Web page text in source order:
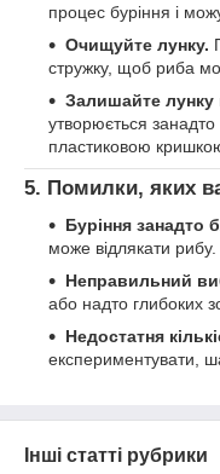
процес буріння і
Очищуйте лунку.
стружку, щоб риба
Залишайте лунку
утворюється
пластиковою
5. Помилки, яких
Буріння занадто
може відлякати рибу.
Неправильний
або надто глибоких
Недостатня
експериментувати,
Інші статті рубрики